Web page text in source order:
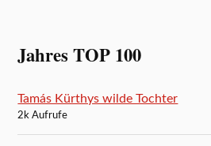
Jahres TOP 100
Tamás Kürthys wilde Tochter
2k Aufrufe